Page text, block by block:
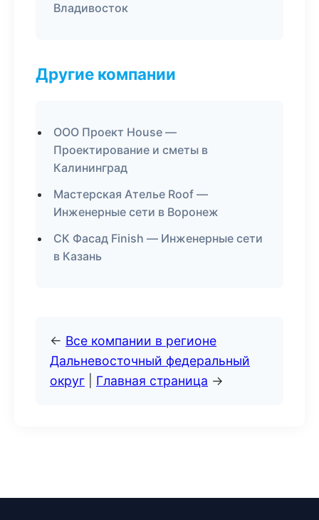
Владивосток
Другие компании
ООО Проект House —
Проектирование и сметы в
Калининград
Мастерская Ателье Roof —
Инженерные сети в Воронеж
СК Фасад Finish — Инженерные сети
в Казань
← Все компании в регионе
Дальневосточный федеральный
округ
Главная страница →